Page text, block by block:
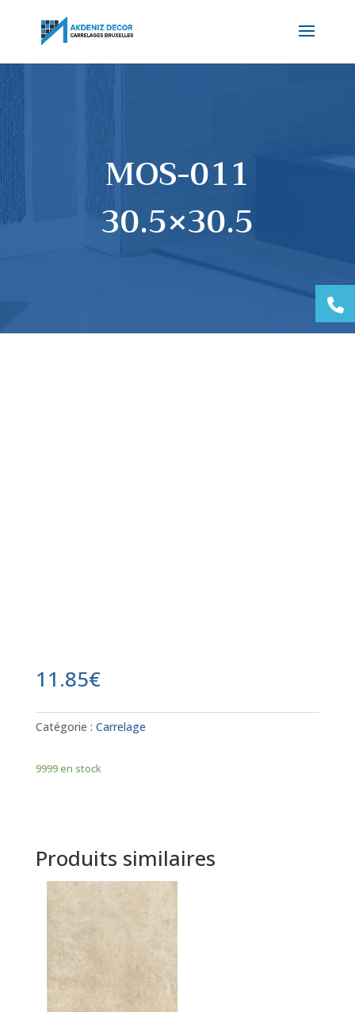
MOS-011
30.5×30.5
11.85€
Catégorie : Carrelage
9999 en stock
Produits similaires